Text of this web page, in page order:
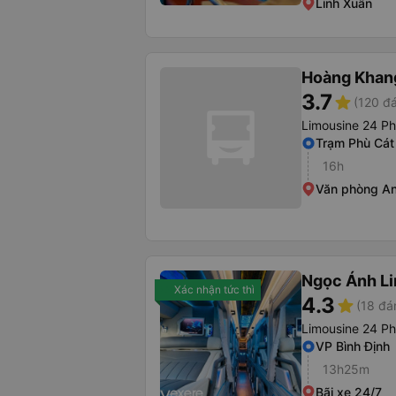
Linh Xuân
Hoàng
3.7star (120
Limousine 24
Trạm Phù
16h
Văn phòng
Xác nhận tức thì Ngọc Ánh
4.3star (18
Limousine 24
VP Bình Định
13h25m
Bãi xe 24/7